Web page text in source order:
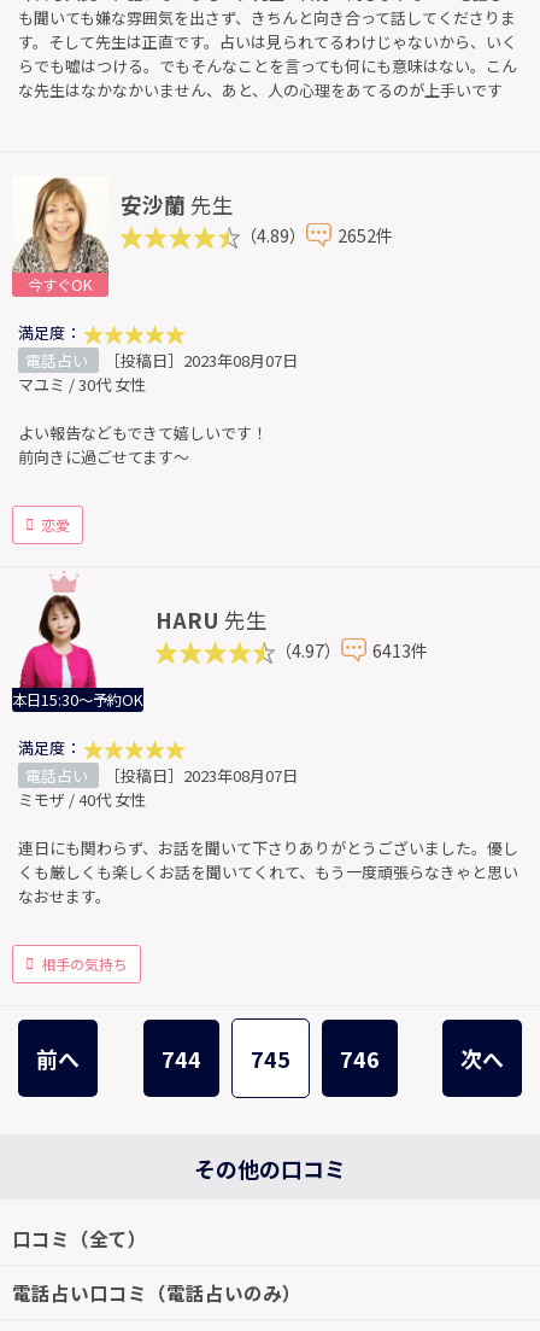
も聞いても嫌な雰囲気を出さず、きちんと向き合って話してくださりま
す。そして先生は正直です。占いは見られてるわけじゃないから、いく
らでも嘘はつける。でもそんなことを言っても何にも意味はない。こん
な先生はなかなかいません、あと、人の心理をあてるのが上手いです
今すぐOK
安沙蘭 先生
（4.89） 2652件
満足度：
電話占い
［投稿日］2023年08月07日
マユミ / 30代 女性
よい報告などもできて嬉しいです！
前向きに過ごせてます～
恋愛
本日15:30～予約OK
HARU 先生
（4.97） 6413件
満足度：
電話占い
［投稿日］2023年08月07日
ミモザ / 40代 女性
連日にも関わらず、お話を聞いて下さりありがとうございました。優し
くも厳しくも楽しくお話を聞いてくれて、もう一度頑張らなきゃと思い
なおせます。
相手の気持ち
前へ 744 745 746 次へ
その他の口コミ
口コミ（全て）
電話占い口コミ（電話占いのみ）